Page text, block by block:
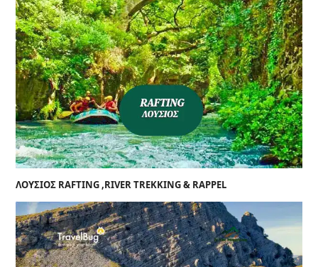
ΛΟΥΣΙΟΣ RAFTING ,RIVER TREKKING & RAPPEL